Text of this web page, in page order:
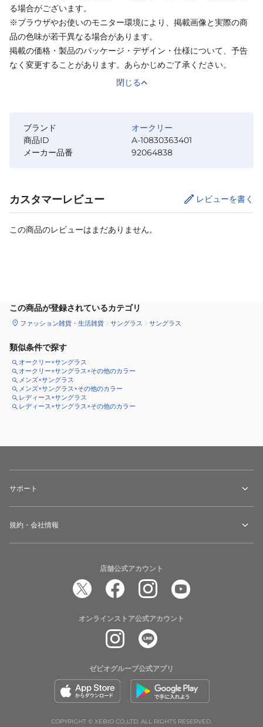
る場合がございます。
※ブラウザやお使いのモニター環境により、掲載画像と実際の商
品の色味が若干異なる場合があります。
掲載の価格・製品のパッケージ・デザイン・仕様について、予告
なく変更することがあります。あらかじめご了承ください。
閉じる
ブランド
オークリー
商品ID
A-10830363401
メーカー品番
92064838
カスタマーレビュー レビューを書く
この商品のレビューはまだありません。
この商品が登録されているカテゴリ
ファッション雑貨・生活雑貨 サングラス サングラス
類似条件で探す
オークリー×サングラス
オークリー×サングラス×その他のカラー
メンズ×サングラス
メンズ×サングラス×その他のカラー
レディース×サングラス
レディース×サングラス×その他のカラー
サポート
規約・会社情報
店舗公式アカウント
オンラインストア公式アカウント
ゼビオグループ公式アプリ
COPYRIGHT © XEBIO CO.,LTD. ALL RIGHTS RESERVED.